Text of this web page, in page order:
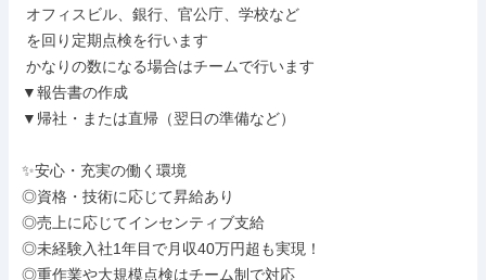
▼報告書の作成
▼帰社・または直帰（翌日の準備など）
✨安心・充実の働く環境
◎資格・技術に応じて昇給あり
◎売上に応じてインセンティブ支給
◎未経験入社1年目で月収40万円超も実現！
◎重作業や大規模点検はチーム制で対応